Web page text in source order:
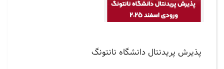
پذيرش پريدنتال دانشگاه نانتونگ